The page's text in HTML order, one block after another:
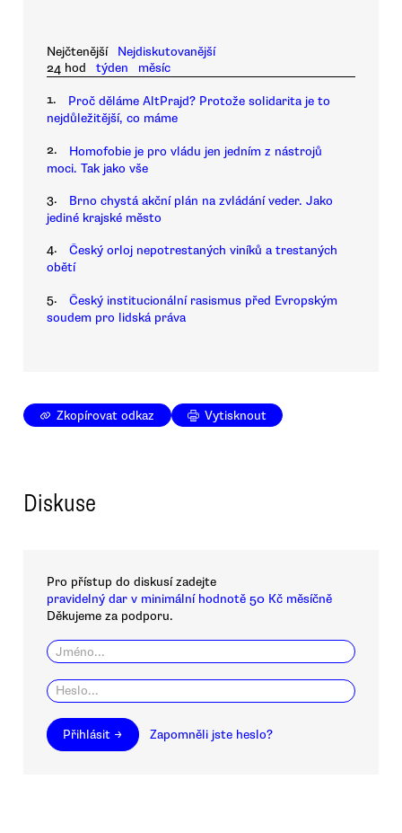
Nejčtenější
Nejdiskutovanější
24 hod
týden měsíc
1.
Proč děláme AltPrajd? Protože solidarita je to
nejdůležitější, co máme
2.
Homofobie je pro vládu jen jedním z nástrojů
moci. Tak jako vše
3.
Brno chystá akční plán na zvládání veder. Jako
jediné krajské město
4.
Český orloj nepotrestaných viníků a trestaných
obětí
5.
Český institucionální rasismus před Evropským
soudem pro lidská práva
Zkopírovat odkaz Vytisknout
Diskuse
Pro přístup do diskusí zadejte
pravidelný dar v minimální hodnotě 50 Kč měsíčně
Děkujeme za podporu.
Přihlásit → Zapomněli jste heslo?